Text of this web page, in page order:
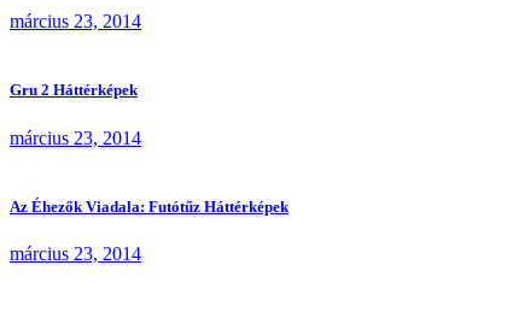
március 23, 2014
Gru 2 Háttérképek
március 23, 2014
Az Éhezők Viadala: Futótűz Háttérképek
március 23, 2014